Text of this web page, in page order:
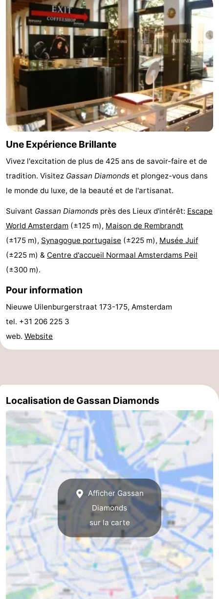
la
ville
Hollande
du
Nord
Hollande
du
Pratiques
Forum
en
commun
Route
Gare
Eindhoven
Stationnement
Astuces
pour
touristes
Adresses
Contact
Us
Une Expérience Brillante
Vivez l'excitation de plus de 425 ans de savoir-faire et de
tradition. Visitez Gassan Diamonds et plongez-vous dans
le monde du luxe, de la beauté et de l'artisanat.
Suivant Gassan Diamonds près des Lieux d'intérêt: Escape
World Amsterdam (±125 m), Maison de Rembrandt
(±175 m), Synagogue portugaise (±225 m), Musée Juif
(±225 m) & Centre d'accueil Normaal Amsterdams Peil
(±300 m).
Pour information
Nieuwe Uilenburgerstraat 173-175, Amsterdam
tel. +31 206 225 3
web. Website
Localisation de Gassan Diamonds
Afficher Gassan
Diamonds
sur la carte